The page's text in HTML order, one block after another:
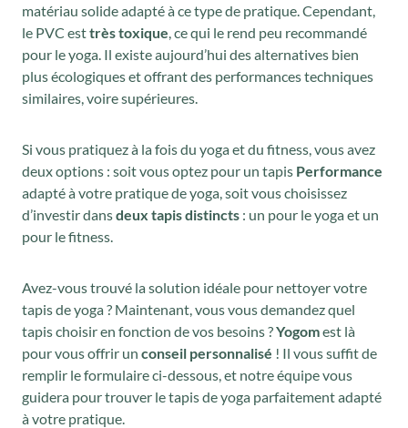
matériau solide adapté à ce type de pratique. Cependant,
le PVC esttrès toxique, ce qui le rend peu recommandé
pour le yoga. Il existe aujourd’hui des alternatives bien
plus écologiques et offrant des performances techniques
similaires, voire supérieures.
Si vous pratiquez à la fois du yoga et du fitness, vous avez
deux options : soit vous optez pour un tapis Performance
adapté à votre pratique de yoga, soit vous choisissez
d’investir dansdeux tapis distincts : un pour le yoga et un
pour le fitness.
Avez-vous trouvé la solution idéale pour nettoyer votre
tapis de yoga ? Maintenant, vous vous demandez quel
tapis choisir en fonction de vos besoins ?Yogomest là
pour vous offrir un conseil personnalisé ! Il vous suffit de
remplir le formulaire ci-dessous, et notre équipe vous
guidera pour trouver le tapis de yoga parfaitement adapté
à votre pratique.